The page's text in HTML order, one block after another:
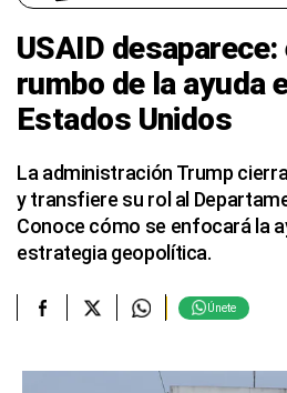
USAID desaparece:
rumbo de la ayuda
Estados Unidos
La administración Trump
y transfiere su rol al
Conoce cómo se enfocará la
estrategia geopolítica.
Únete